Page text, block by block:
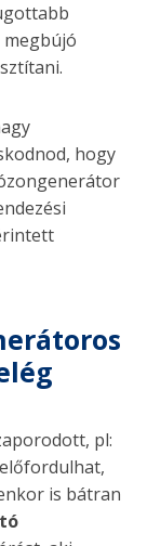
hogy
pl:
is bátran